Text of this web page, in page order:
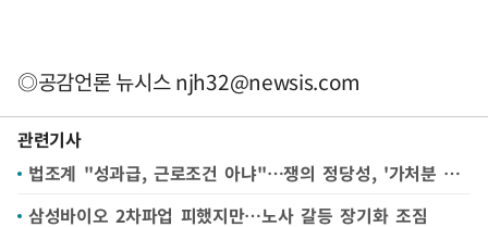
◎공감언론 뉴시스njh32@newsis.com
관련기사
법조계 "성과급, 근로조건 아냐"…쟁의 정당성, '가처분 최대 쟁점'으로 [삼성전자 파업 전운①]
삼성바이오 2차파업 피했지만…노사 갈등 장기화 조짐